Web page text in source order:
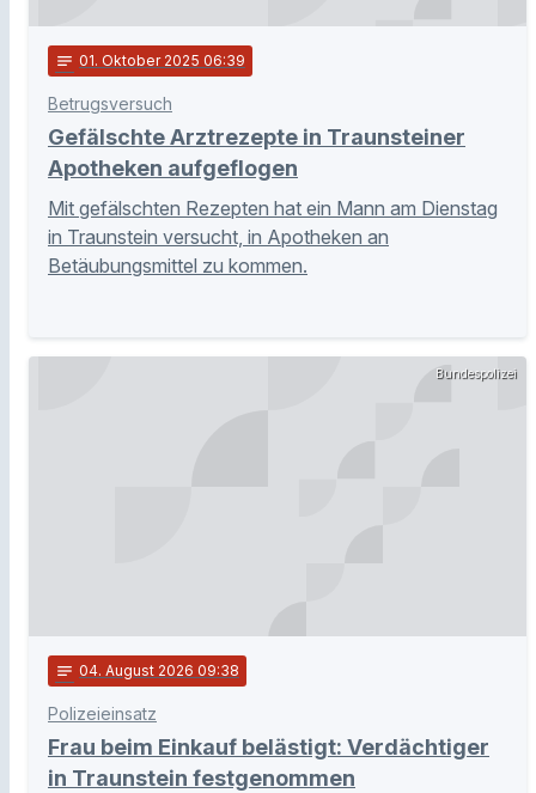
notes 01. Oktober 2025 06:39
Betrugsversuch
Gefälschte Arztrezepte in Traunsteiner
Apotheken aufgeflogen
Mit gefälschten Rezepten hat ein Mann am Dienstag
in Traunstein versucht, in Apotheken an
Betäubungsmittel zu kommen.
Bundespolizei
notes 04. August 2026 09:38
Polizeieinsatz
Frau beim Einkauf belästigt: Verdächtiger
in Traunstein festgenommen